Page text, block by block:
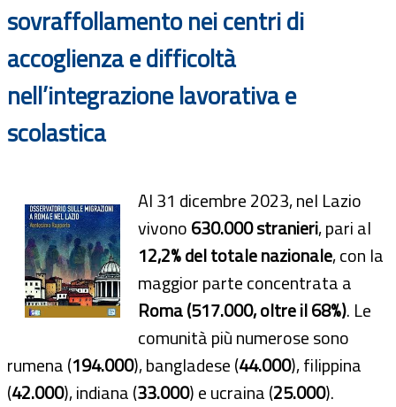
sovraffollamento nei centri di
accoglienza e difficoltà
nell’integrazione lavorativa e
scolastica
Al 31 dicembre 2023, nel Lazio
vivono630.000 stranieri, pari al
12,2% del totale nazionale, con la
maggior parte concentrata a
Roma (517.000, oltre il 68%). Le
comunità più numerose sono
rumena (194.000), bangladese (44.000), filippina
(42.000), indiana (33.000) e ucraina (25.000).